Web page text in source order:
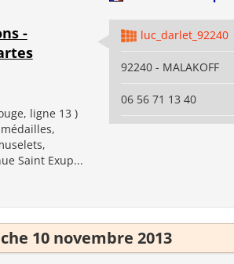
-
ligne 13 )
Saint Exup...
luc_darlet_92240
92240 - MALAKOFF
06 56 71 13 40
10 novembre 2013